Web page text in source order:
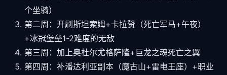
个坐骑）
第二周：开刷斯坦索姆+卡拉赞（死亡军马+午夜）
+冰冠堡垒1-2难度的无敌
第三周：加上奥杜尔尤格萨隆+巨龙之魂死亡之翼
第四周：补潘达利亚副本（魔古山+雷电王座）+职业